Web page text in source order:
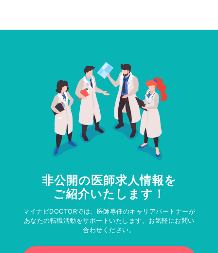
非公開の医師求人情報を
ご紹介いたします！
マイナビDOCTORでは、医師専任のキャリアパートナーが
あなたの転職活動をサポートいたします。お気軽にお問い
合わせください。